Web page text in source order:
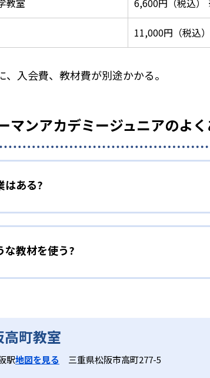
11,000円（税込）
、入会費、教材費が別途かかる。
マンアカデミージュニアのよ
はある?
な教材を使う?
高町教室
駅地図を見る 三重県松阪市高町277-5